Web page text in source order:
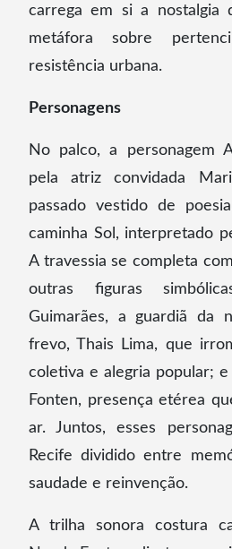
carrega em si a nostalgia
metáfora sobre
resistência urbana.
Personagens
No palco, a personagem
pela atriz convidada
passado vestido de
caminha Sol, interpretado
A travessia se completa
outras figuras
Guimarães, a guardiã da
frevo, Thais Lima, que
coletiva e alegria popular; e
Fonten, presença etérea
ar. Juntos, esses
Recife dividido entre
saudade e reinvenção.
A trilha sonora costura